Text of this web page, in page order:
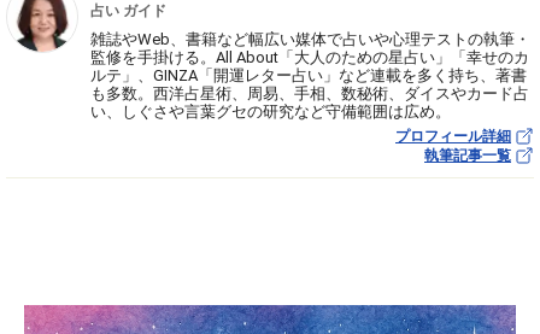
占い ガイド
雑誌やWeb、書籍など幅広い媒体で占いや心理テストの執筆・
監修を手掛ける。All About「大人のための星占い」「幸せのカ
ルテ」、GINZA「開運レター占い」など連載を多く持ち、著書
も多数。西洋占星術、周易、手相、数秘術、ダイスやカード占
い、しぐさや言葉グセの研究など守備範囲は広め。
プロフィール詳細
執筆記事一覧